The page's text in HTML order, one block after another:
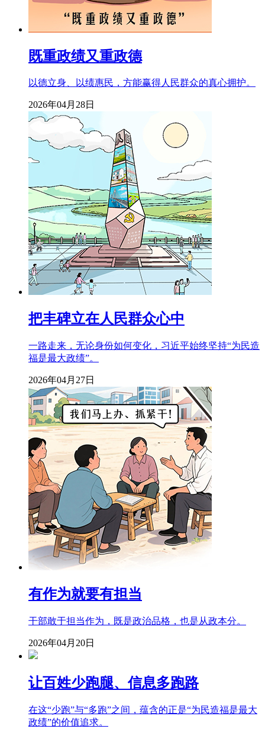
既重政绩又重政德
以德立身、以绩惠民，方能赢得人民群众的真心拥护。
2026年04月28日
把丰碑立在人民群众心中
一路走来，无论身份如何变化，习近平始终坚持“为民造
福是最大政绩”。
2026年04月27日
有作为就要有担当
干部敢于担当作为，既是政治品格，也是从政本分。
2026年04月20日
让百姓少跑腿、信息多跑路
在这“少跑”与“多跑”之间，蕴含的正是“为民造福是最大
政绩”的价值追求。